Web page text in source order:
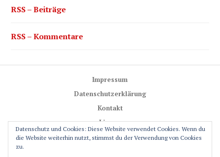
RSS – Beiträge
RSS – Kommentare
Impressum
Datenschutzerklärung
Kontakt
Lizenz
Trail-Rules
Datenschutz und Cookies: Diese Website verwendet Cookies. Wenn du
die Website weiterhin nutzt, stimmst du der Verwendung von Cookies
zu.